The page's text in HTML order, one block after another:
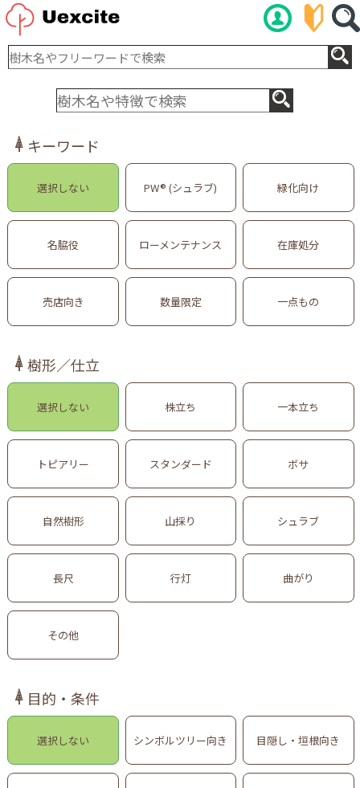
キーワード
選択しない PW® (シュラブ) 緑化向け
名脇役 ローメンテナンス 在庫処分
売店向き 数量限定 一点もの
樹形／仕立
選択しない 株立ち 一本立ち
トピアリー スタンダード ボサ
自然樹形 山採り シュラブ
長尺 行灯 曲がり
その他
目的・条件
選択しない シンボルツリー向き 目隠し・垣根向き